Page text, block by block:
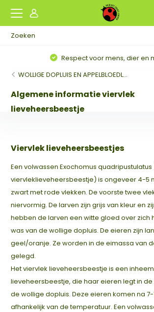
Respect voor mens, dier en
WOLLIGE DOPLUIS EN APPELBLOEDL...
Algemene informatie viervlek
lieveheersbeestje
Viervlek lieveheersbeestjes
Een volwassen Exochomus quadripustulatus
viervleklieveheersbeestje) is ongeveer 4-5
zwart met rode vlekken. De voorste twee
niervormig. De larven zijn grijs van kleur en
hebben de larven een witte gloed over zich
was van de wollige dopluis. De eieren zijn
geel/oranje. Ze worden in de eimassa van
gelegd.
Het viervlek lieveheersbeestje is een
lieveheersbeestje, die haar eieren legt in
de wollige dopluis. Deze eieren komen na 7-
afhankelijk van de temperatuur. Een